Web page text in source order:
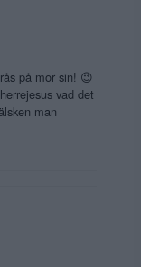
på mor sin! 😉
vad det
man